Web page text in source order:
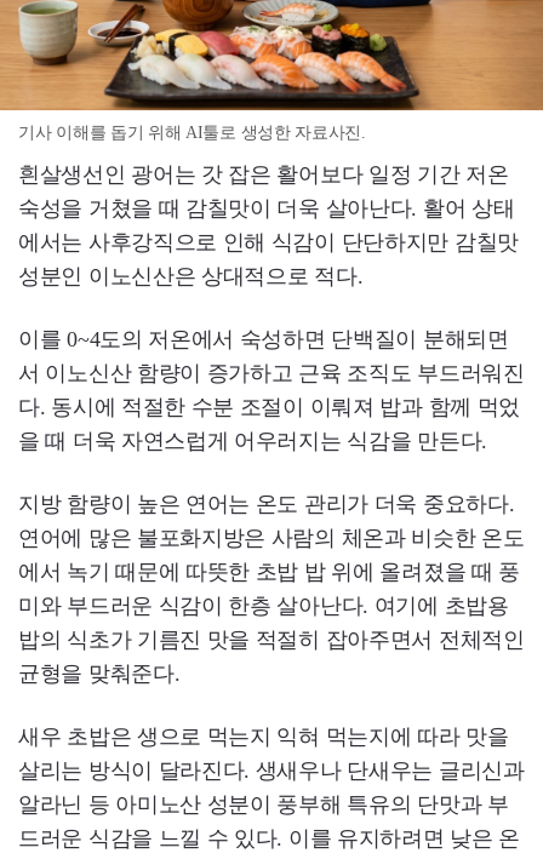
기사 이해를 돕기 위해 AI툴로 생성한 자료사진.
흰살생선인 광어는 갓 잡은 활어보다 일정 기간 저온
숙성을 거쳤을 때 감칠맛이 더욱 살아난다. 활어 상태
에서는 사후강직으로 인해 식감이 단단하지만 감칠맛
성분인 이노신산은 상대적으로 적다.
이를 0~4도의 저온에서 숙성하면 단백질이 분해되면
서 이노신산 함량이 증가하고 근육 조직도 부드러워진
다. 동시에 적절한 수분 조절이 이뤄져 밥과 함께 먹었
을 때 더욱 자연스럽게 어우러지는 식감을 만든다.
지방 함량이 높은 연어는 온도 관리가 더욱 중요하다.
연어에 많은 불포화지방은 사람의 체온과 비슷한 온도
에서 녹기 때문에 따뜻한 초밥 밥 위에 올려졌을 때 풍
미와 부드러운 식감이 한층 살아난다. 여기에 초밥용
밥의 식초가 기름진 맛을 적절히 잡아주면서 전체적인
균형을 맞춰준다.
새우 초밥은 생으로 먹는지 익혀 먹는지에 따라 맛을
살리는 방식이 달라진다. 생새우나 단새우는 글리신과
알라닌 등 아미노산 성분이 풍부해 특유의 단맛과 부
드러운 식감을 느낄 수 있다. 이를 유지하려면 낮은 온